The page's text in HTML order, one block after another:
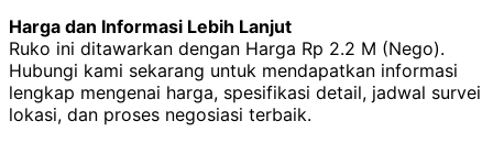
Harga dan Informasi Lebih Lanjut
Ruko ini ditawarkan dengan Harga Rp 2.2 M (Nego).
Hubungi kami sekarang untuk mendapatkan informasi
lengkap mengenai harga, spesifikasi detail, jadwal survei
lokasi, dan proses negosiasi terbaik.